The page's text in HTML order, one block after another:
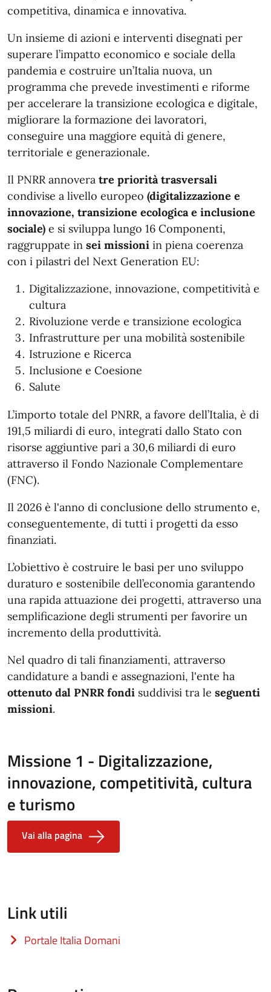
competitiva, dinamica e innovativa.
Un insieme di azioni e interventi disegnati per
superare l’impatto economico e sociale della
pandemia e costruire un’Italia nuova, un
programma che prevede investimenti e riforme
per accelerare la transizione ecologica e digitale,
migliorare la formazione dei lavoratori,
conseguire una maggiore equità di genere,
territoriale e generazionale.
Il PNRR annovera tre priorità trasversali
condivise a livello europeo (digitalizzazione e
innovazione, transizione ecologica e inclusione
sociale) e si sviluppa lungo 16 Componenti,
raggruppate in sei missioni in piena coerenza
con i pilastri del Next Generation EU:
Digitalizzazione, innovazione, competitività e
cultura
Rivoluzione verde e transizione ecologica
Infrastrutture per una mobilità sostenibile
Istruzione e Ricerca
Inclusione e Coesione
Salute
L’importo totale del PNRR, a favore dell’Italia, è di
191,5 miliardi di euro, integrati dallo Stato con
risorse aggiuntive pari a 30,6 miliardi di euro
attraverso il Fondo Nazionale Complementare
(FNC).
Il 2026 è l'anno di conclusione dello strumento e,
conseguentemente, di tutti i progetti da esso
finanziati.
L’obiettivo è costruire le basi per uno sviluppo
duraturo e sostenibile dell’economia garantendo
una rapida attuazione dei progetti, attraverso una
semplificazione degli strumenti per favorire un
incremento della produttività.
Nel quadro di tali finanziamenti, attraverso
candidature a bandi e assegnazioni, l'ente ha
ottenuto dal PNRR fondi suddivisi tra le seguenti
missioni.
Missione 1 - Digitalizzazione,
innovazione, competitività, cultura
e turismo
Vai alla pagina
Link utili
Portale Italia Domani
(apre in un'altra scheda).